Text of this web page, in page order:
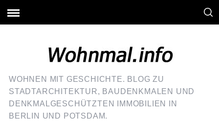
WOHNEN MIT GESCHICHTE. BLOG ZU
STADTARCHITEKTUR, BAUDENKMALEN UND
DENKMALGESCHÜTZTEN IMMOBILIEN IN
BERLIN UND POTSDAM.